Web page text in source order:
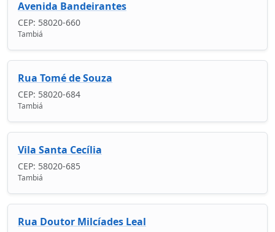
Avenida Bandeirantes
CEP: 58020-660
Tambiá
Rua Tomé de Souza
CEP: 58020-684
Tambiá
Vila Santa Cecília
CEP: 58020-685
Tambiá
Rua Doutor Milcíades Leal